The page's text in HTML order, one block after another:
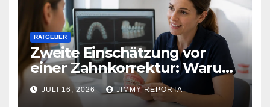
RATGEBER
Zweite Einschätzung vor
einer Zahnkorrektur: Warum
sich ein weiterer Blick lohnen
kann
JULI 16, 2026 JIMMY REPORTA